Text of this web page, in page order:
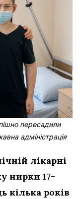
пересадили
адміністрація
лікарні
нирки 17-
кілька років